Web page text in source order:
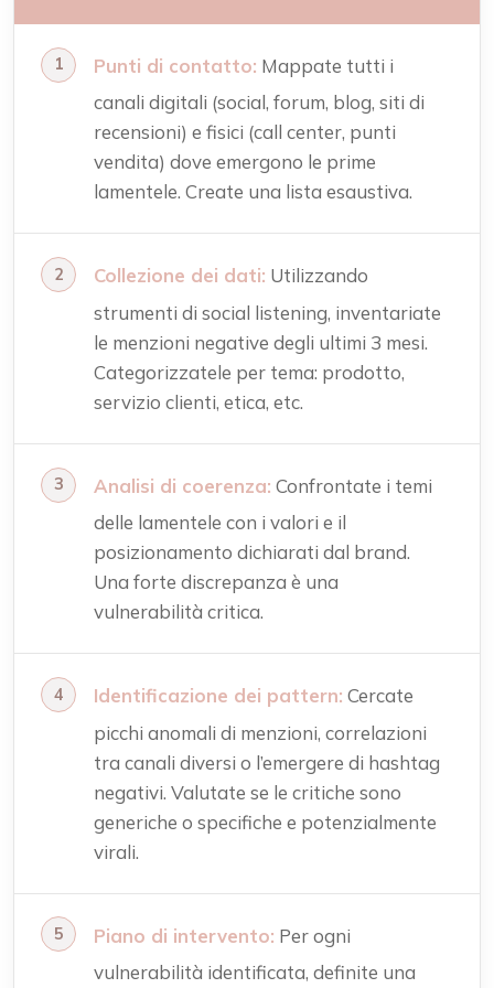
Punti di contatto: Mappate tutti i
canali digitali (social, forum, blog, siti di
recensioni) e fisici (call center, punti
vendita) dove emergono le prime
lamentele. Create una lista esaustiva.
Collezione dei dati: Utilizzando
strumenti di social listening, inventariate
le menzioni negative degli ultimi 3 mesi.
Categorizzatele per tema: prodotto,
servizio clienti, etica, etc.
Analisi di coerenza: Confrontate i temi
delle lamentele con i valori e il
posizionamento dichiarati dal brand.
Una forte discrepanza è una
vulnerabilità critica.
Identificazione dei pattern: Cercate
picchi anomali di menzioni, correlazioni
tra canali diversi o l’emergere di hashtag
negativi. Valutate se le critiche sono
generiche o specifiche e potenzialmente
virali.
Piano di intervento: Per ogni
vulnerabilità identificata, definite una